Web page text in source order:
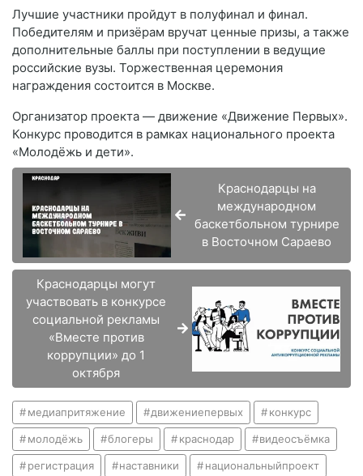
Лучшие участники пройдут в полуфинал и финал.
Победителям и призёрам вручат ценные призы, а также
дополнительные баллы при поступлении в ведущие
российские вузы. Торжественная церемония
награждения состоится в Москве.
Организатор проекта — движение «Движение Первых».
Конкурс проводится в рамках национального проекта
«Молодёжь и дети».
Краснодарцы на
международном
баскетбольном турнире
в Восточном Сараево
Краснодарцы могут
участвовать в конкурсе
социальной рекламы
«Вместе против
коррупции» до 1
октября
медиапритяжение движениепервых конкурс
молодёжь блогеры краснодар видеосъёмка
регистрация наставники национальныйпроект